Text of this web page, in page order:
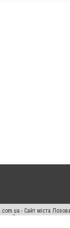
- Сайт міста
Законом.